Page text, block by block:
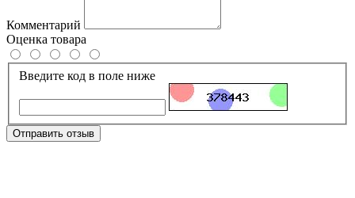
Комментарий
Оценка товара
Введите код в поле ниже
Отправить отзыв